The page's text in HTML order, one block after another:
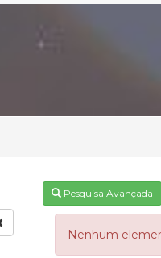
Pesquisa Avançada
Nenhum